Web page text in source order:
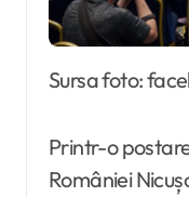
Sursa foto:
Printr-o
României